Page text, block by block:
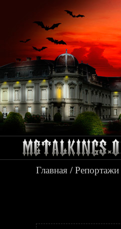
Главная /Репортажи